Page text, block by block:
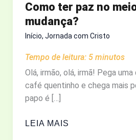
Como ter paz no
mudança?
Início, Jornada com Cristo
Tempo de leitura: 5 minutos
Olá, irmão, olá, irmã! Pega
café quentinho e chega mais
papo é […]
COMO
LEIA MAIS